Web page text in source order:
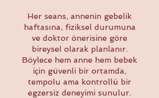
Her seans, annenin gebelik
haftasına, fiziksel durumuna
ve doktor önerisine göre
bireysel olarak planlanır.
Böylece hem anne hem bebek
için güvenli bir ortamda,
tempolu ama kontrollü bir
egzersiz deneyimi sunulur.